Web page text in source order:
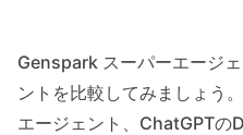
Genspark スーパーエージ
ントを比較してみましょう
エージェント、ChatGPTの